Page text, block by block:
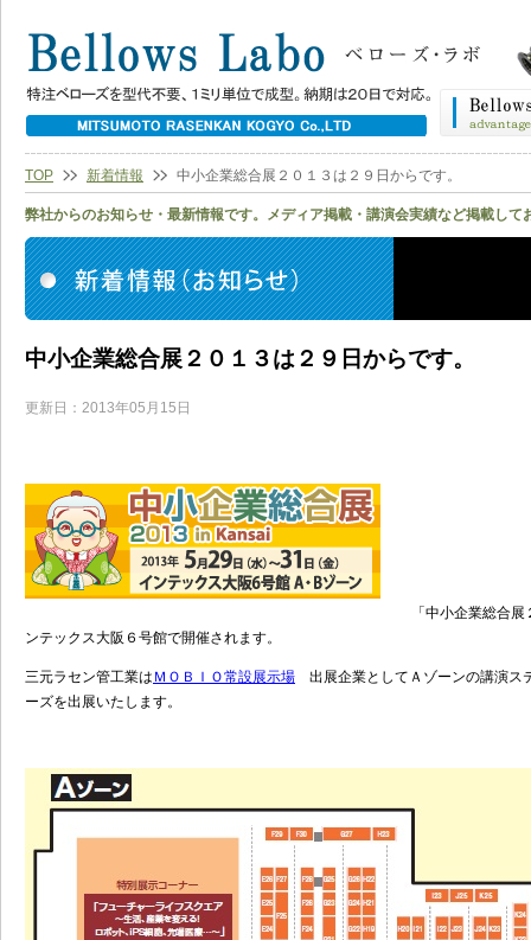
TOP 新着情報 中小企業総合展２０１３は２９日からです。
弊社からのお知らせ・最新情報です。メディア掲載・講演会実績など掲載して
中小企業総合展２０１３は２９日からです。
更新日：2013年05月15日
「中小企業総合
ンテックス大阪６号館で開催されます。
三元ラセン管工業は ＭＯＢＩＯ常設展示場 出展企業としてＡゾーンの講演ス
ーズを出展いたします。